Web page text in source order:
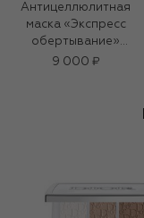
Антицеллюлитная
маска «Экспресс
обертывание»
FANGHI D’ALGA
9 000 ₽